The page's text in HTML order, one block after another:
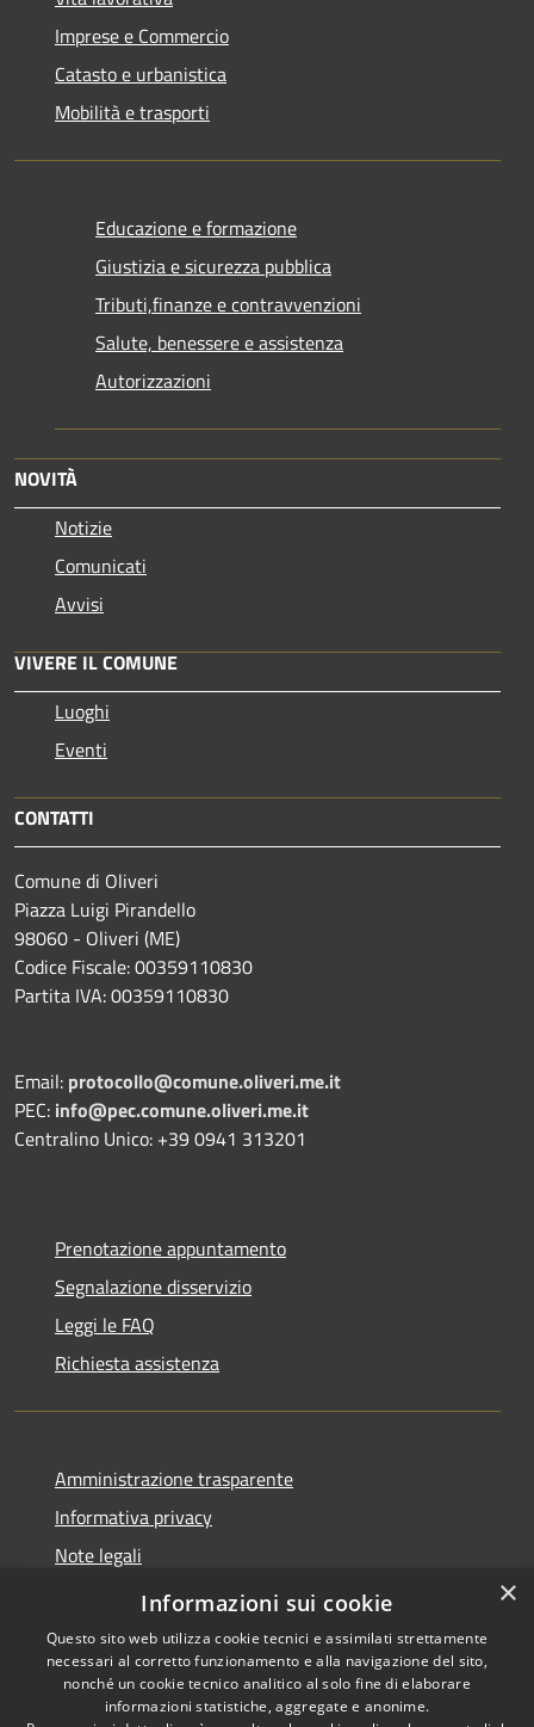
Imprese e Commercio
Catasto e urbanistica
Mobilità e trasporti
Educazione e formazione
Giustizia e sicurezza pubblica
Tributi,finanze e contravvenzioni
Salute, benessere e assistenza
Autorizzazioni
NOVITÀ
Notizie
Comunicati
Avvisi
VIVERE IL COMUNE
Luoghi
Eventi
CONTATTI
Comune di Oliveri
Piazza Luigi Pirandello
98060 - Oliveri (ME)
Codice Fiscale: 00359110830
Partita IVA: 00359110830
Email: protocollo@comune.oliveri.me.it
PEC: info@pec.comune.oliveri.me.it
Centralino Unico: +39 0941 313201
Prenotazione appuntamento
Segnalazione disservizio
Leggi le FAQ
Richiesta assistenza
Amministrazione trasparente
Informativa privacy
Note legali
Dichiarazione di accessibilità
Copyright © 2026 • Comune di
×
Informazioni sui cookie
Questo sito web utilizza cookie tecnici e assimilati strettamente
necessari al corretto funzionamento e alla navigazione del sito,
nonché un cookie tecnico analitico al solo fine di elaborare
informazioni statistiche, aggregate e anonime.